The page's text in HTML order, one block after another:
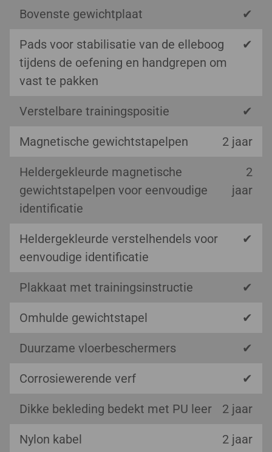
Bovenste gewichtplaat ✔
Pads voor stabilisatie van de elleboog
tijdens de oefening en handgrepen om
vast te pakken
✔
Verstelbare trainingspositie ✔
Magnetische gewichtstapelpen 2 jaar
Heldergekleurde magnetische
gewichtstapelpen voor eenvoudige
identificatie
2
jaar
Heldergekleurde verstelhendels voor
eenvoudige identificatie
✔
Plakkaat met trainingsinstructie ✔
Omhulde gewichtstapel ✔
Duurzame vloerbeschermers ✔
Corrosiewerende verf ✔
Dikke bekleding bedekt met PU leer 2 jaar
Nylon kabel 2 jaar